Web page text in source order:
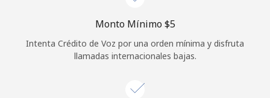
Monto Mínimo ⁦$5⁩
Intenta Crédito de Voz por una orden mínima y disfruta
llamadas internacionales bajas.